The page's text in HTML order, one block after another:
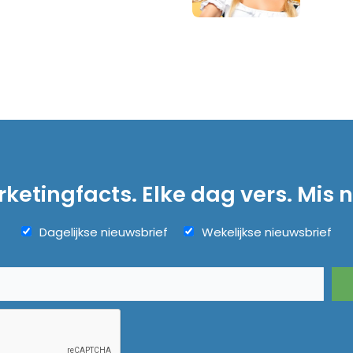
Elke dag vers. Mis
Dagelijkse nieuwsbrief Wekelijkse nieuwsbrief